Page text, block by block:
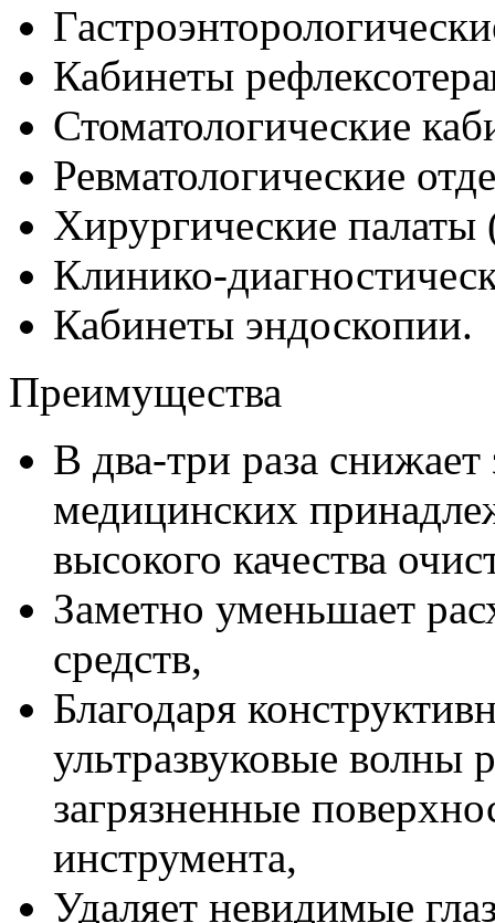
Кабинеты
Стоматологические
Ревматологические
Хирургические палаты
Клинико-
Кабинеты эндоскопии.
Преимущества
В два-три раза
медицинских
высокого качества
Заметно уменьшает
средств,
Благодаря
ультразвуковые
загрязненные
инструмента,
Удаляет невидимые